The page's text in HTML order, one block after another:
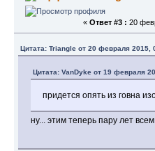
« Ответ #3 : 20
Цитата: Triangle от 20 февраля 2015,
Цитата: VanDyke от 19 февраля
придется опять из говна
ну... этим теперь пару лет